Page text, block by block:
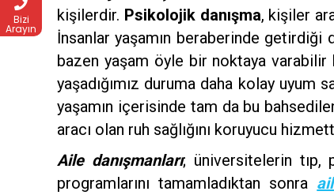
kişilerdir. Psikolojik danışma, kişiler
İnsanlar yaşamın beraberinde getirdiği
bazen yaşam öyle bir noktaya varabilir
yaşadığımız duruma daha kolay uyum
yaşamın içerisinde tam da bu bahsedilen
aracı olan ruh sağlığını koruyucu
Aile danışmanları; üniversitelerin tıp,
programlarını tamamladıktan sonra
Bizi
Arayın